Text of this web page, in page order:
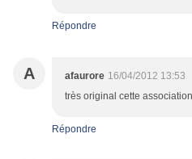
Répondre
A afaurore 16/04/2012 13:53
très original cette
Répondre